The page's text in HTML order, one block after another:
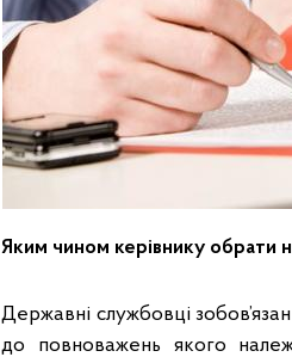
Яким чином керівнику обрати
Державні службовці
до повноважень якого